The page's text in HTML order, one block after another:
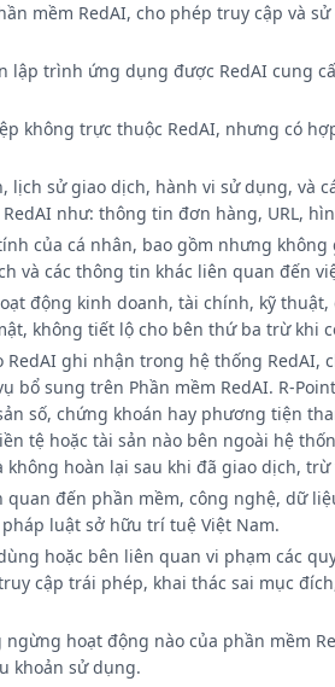
mềm RedAI, cho phép truy cập và
lập trình ứng dụng được RedAI cung
không trực thuộc RedAI, nhưng có
lịch sử giao dịch, hành vi sử dụng, và
như: thông tin đơn hàng, URL,
của cá nhân, bao gồm nhưng
và các thông tin khác liên quan đến
động kinh doanh, tài chính, kỹ
không tiết lộ cho bên thứ ba trừ khi
ghi nhận trong hệ thống RedAI,
bổ sung trên Phần mềm RedAI. R-
số, chứng khoán hay phương tiện
tệ hoặc tài sản nào bên ngoài hệ
hoàn lại sau khi đã giao dịch,
quan đến phần mềm, công nghệ, dữ
luật sở hữu trí tuệ Việt Nam.
hoặc bên liên quan vi phạm các
cập trái phép, khai thác sai mục
hoạt động nào của phần mềm
khoản sử dụng.